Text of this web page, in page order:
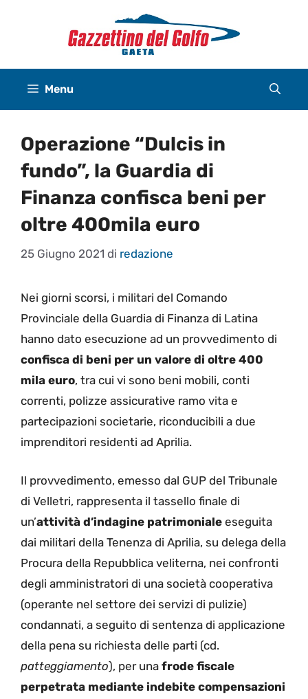
Menu
Operazione “Dulcis in
fundo”, la Guardia di
Finanza confisca beni per
oltre 400mila euro
25 Giugno 2021 di redazione
Nei giorni scorsi, i militari del Comando
Provinciale della Guardia di Finanza di Latina
hanno dato esecuzione ad un provvedimento di
confisca di beni per un valore di oltre 400
mila euro, tra cui vi sono beni mobili, conti
correnti, polizze assicurative ramo vita e
partecipazioni societarie, riconducibili a due
imprenditori residenti ad Aprilia.
Il provvedimento, emesso dal GUP del Tribunale
di Velletri, rappresenta il tassello finale di
un’attività d’indagine patrimoniale eseguita
dai militari della Tenenza di Aprilia, su delega della
Procura della Repubblica veliterna, nei confronti
degli amministratori di una società cooperativa
(operante nel settore dei servizi di pulizie)
condannati, a seguito di sentenza di applicazione
della pena su richiesta delle parti (cd.
patteggiamento), per una frode fiscale
perpetrata mediante indebite compensazioni